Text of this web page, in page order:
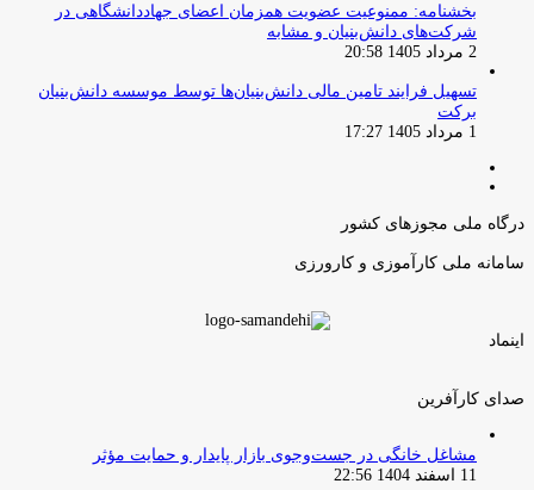
بخشنامه: ممنوعیت عضویت همزمان اعضای جهاددانشگاهی در
شرکت‌های دانش‌بنیان و مشابه
2 مرداد 1405 20:58
تسهیل فرایند تامین مالی دانش‌بنیان‌ها توسط موسسه دانش‌بنیان
برکت
1 مرداد 1405 17:27
درگاه ملی مجوزهای کشور
سامانه ملی کارآموزی و کارورزی
اینماد
صدای کارآفرین
مشاغل خانگی در جست‌وجوی بازار پایدار و حمایت مؤثر
11 اسفند 1404 22:56